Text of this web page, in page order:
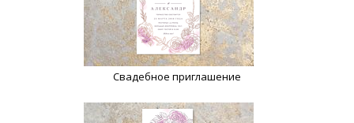
Свадебное приглашение